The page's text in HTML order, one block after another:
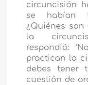
circuncisión
se habían
¿Quiénes
la
respondió:
practican la
debes tener
cuestión de